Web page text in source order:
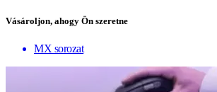
Vásároljon, ahogy Ön szeretne
MX sorozat